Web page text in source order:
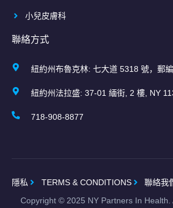
小兒皮膚科
聯絡方式
紐約州布魯克林: 七大道 5318 號，郵
紐約州法拉盛: 37-01 緬街, 2 樓, NY
718-908-8877
隱私 TERMS & CONDITIONS
聯絡我
Copyright © 2025 NY Partners In Health.